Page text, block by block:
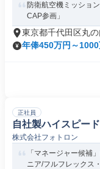
防衛航空機ミッショ
CAP参画」
東京都千代田区丸の
年俸450万円～1000
正社員
自社製ハイスピー
株式会社フォトロン
「マネージャー候補
ニア/フルフレックス